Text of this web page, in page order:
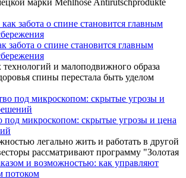
забота о спине становится главным
и малоподвижного образа
спины перестала быть уделом
под микроскопом: скрытые угрозы и цена
легально жить и работать в другой
рассматривают программу "Золотая